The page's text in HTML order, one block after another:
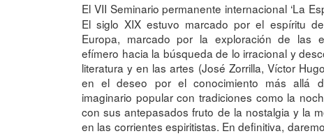
El VII Seminario permanente internacional ‘La
El siglo XIX estuvo marcado por el espíritu
Europa, marcado por la exploración de
efímero hacia la búsqueda de lo irracional y
literatura y en las artes (José Zorrilla, Víctor
en el deseo por el conocimiento más allá
imaginario popular con tradiciones como la
con sus antepasados fruto de la nostalgia y la
en las corrientes espiritistas. En definitiva,